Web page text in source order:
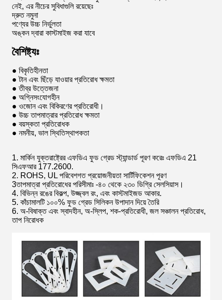
নেই, এর নীচের সুবিধাগুলি রয়েছেঃ
দ্রুত নমুনা
পণ্যের উচ্চ নির্ভুলতা
অঙ্কন দ্বারা কাস্টমাইজ করা যাবে
বৈশিষ্ট্যঃ
● বিকৃতিহীনতা
● টান এবং ছিঁড়ে যাওয়ার প্রতিরোধ ক্ষমতা
● তীব্র উত্তেজনা
● অগ্নিসংযোগহীন
● ওজোন এবং বিকিরণের প্রতিরোধী।
● উচ্চ তাপমাত্রার প্রতিরোধ ক্ষমতা
● বয়স্কতা প্রতিরোধক
● নমনীয়, ভাল স্থিতিস্থাপকতা
1. মার্কিন যুক্তরাষ্ট্রের এফডিএ ফুড গ্রেড স্ট্যান্ডার্ড পূরণ করেঃ এফডিএ 21
সিএফআর 177.2600.
2. ROHS, UL পরিবেশগত প্রয়োজনীয়তা সার্টিফিকেশন পূরণ
3তাপমাত্রা প্রতিরোধের পরিসীমাঃ -৪০ থেকে ২৩০ ডিগ্রি সেলসিয়াস।
4. বিভিন্ন রঙের বিকল্প, উজ্জ্বল রং, এবং কাস্টমাইজড আকার.
5. কাঁচামালটি ১০০% ফুড গ্রেড সিলিকন উপাদান দিয়ে তৈরি
6. অ-বিষাক্ত এবং স্বাদহীন, অ-স্লিপ, শক-প্রতিরোধী, জল সঞ্চালন প্রতিরোধ,
তাপ নিরোধক